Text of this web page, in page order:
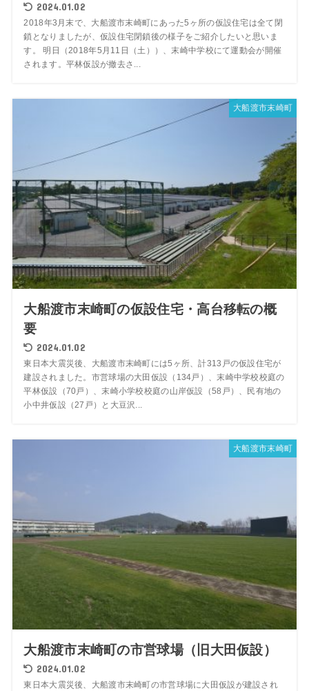
2024.01.02
2018年3月末で、大船渡市末崎町にあった5ヶ所の仮設住宅は全て閉
鎖となりましたが、仮設住宅閉鎖後の様子をご紹介したいと思いま
す。 明日（2018年5月11日（土））、末崎中学校にて運動会が開催
されます。平林仮設が撤去さ...
大船渡市末崎町
大船渡市末崎町の仮設住宅・高台移転の概
要
2024.01.02
東日本大震災後、大船渡市末崎町には5ヶ所、計313戸の仮設住宅が
建設されました。市営球場の大田仮設（134戸）、末崎中学校校庭の
平林仮設（70戸）、末崎小学校校庭の山岸仮設（58戸）、民有地の
小中井仮設（27戸）と大豆沢...
大船渡市末崎町
大船渡市末崎町の市営球場（旧大田仮設）
2024.01.02
東日本大震災後、大船渡市末崎町の市営球場に大田仮設が建設され